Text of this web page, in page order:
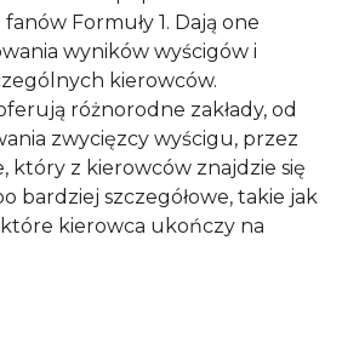
Formuły 1. Dają one
wyników wyścigów i
kierowców.
różnorodne zakłady, od
zwycięzcy wyścigu, przez
który z kierowców znajdzie się
bardziej szczegółowe, takie jak
które kierowca ukończy na